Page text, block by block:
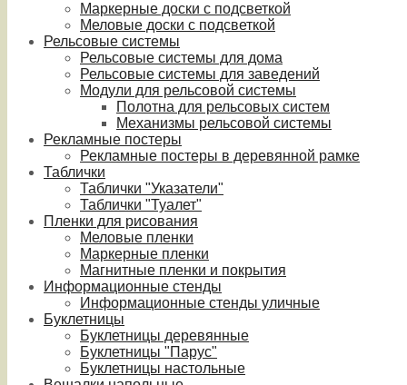
Маркерные доски с подсветкой
Меловые доски с подсветкой
Рельсовые системы
Рельсовые системы для дома
Рельсовые системы для заведений
Модули для рельсовой системы
Полотна для рельсовых систем
Механизмы рельсовой системы
Рекламные постеры
Рекламные постеры в деревянной рамке
Таблички
Таблички "Указатели"
Таблички "Туалет"
Пленки для рисования
Меловые пленки
Маркерные пленки
Магнитные пленки и покрытия
Информационные стенды
Информационные стенды уличные
Буклетницы
Буклетницы деревянные
Буклетницы "Парус"
Буклетницы настольные